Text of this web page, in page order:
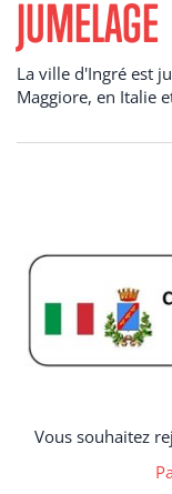
JUMELAGE
La ville d'Ingré est
Maggiore, en Italie
Vous souhaitez